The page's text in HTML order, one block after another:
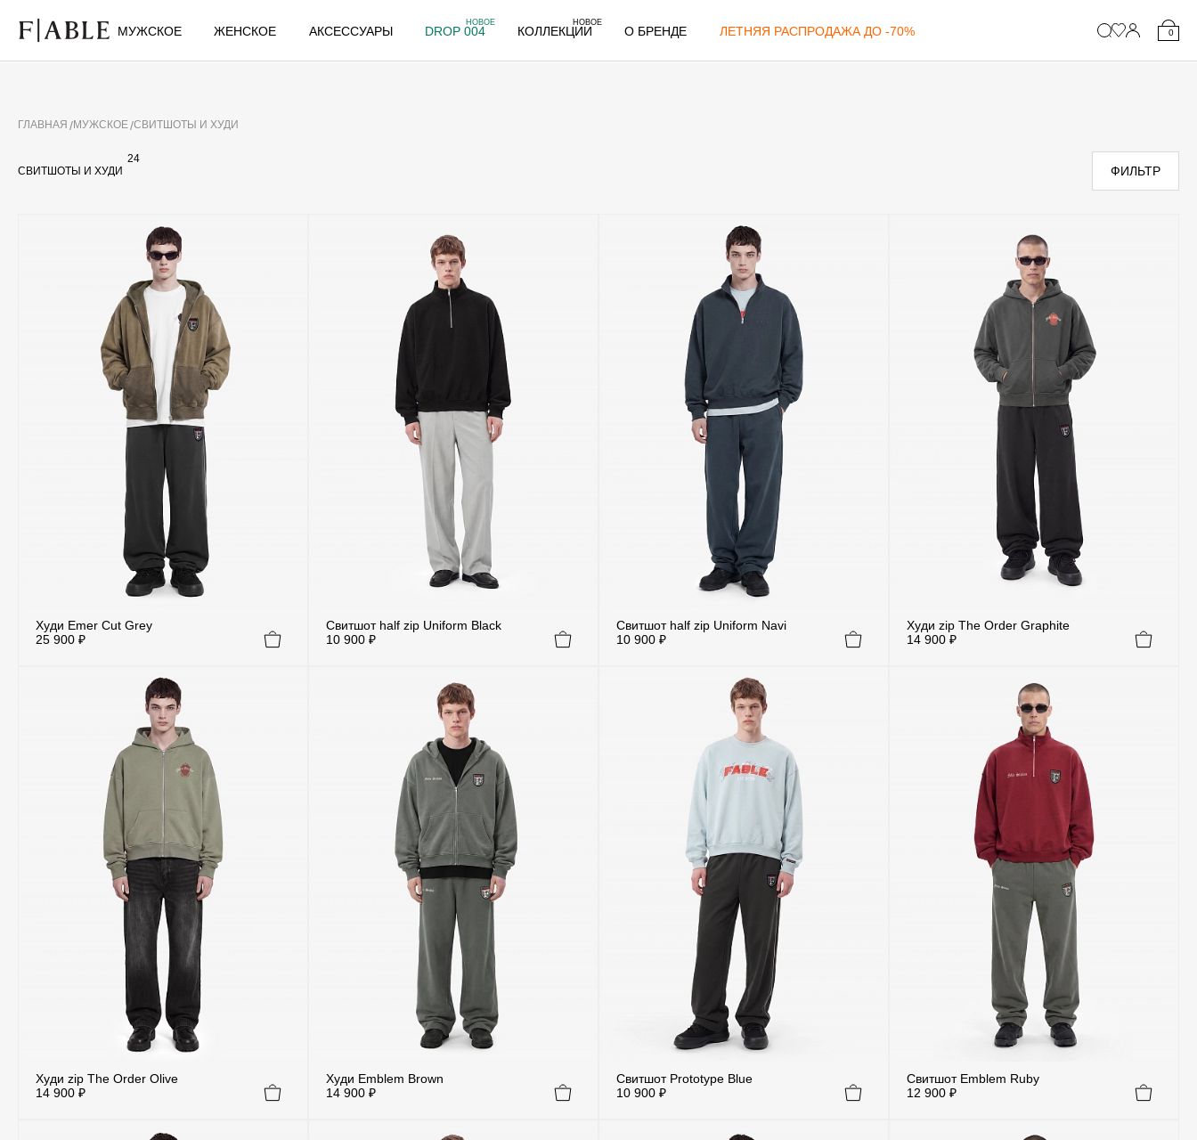
МУЖСКОЕ ЖЕНСКОЕ АКСЕССУАРЫ DROP 004
НОВОЕ
КОЛЛЕКЦИИ
НОВОЕ
О БРЕНДЕ ЛЕТНЯЯ РАСПРОДАЖА ДО -70% 0
ГЛАВНАЯ МУЖСКОЕ СВИТШОТЫ И ХУДИ
СВИТШОТЫ И ХУДИ
24
ФИЛЬТР
Худи Emer Cut Grey
25 900 ₽
Свитшот half zip Uniform Black
10 900 ₽
Свитшот half zip Uniform Navi
10 900 ₽
Худи zip The Order Graphite
14 900 ₽
Худи zip The Order Olive
14 900 ₽
Худи Emblem Brown
14 900 ₽
Свитшот Prototype Blue
10 900 ₽
Свитшот Emblem Ruby
12 900 ₽